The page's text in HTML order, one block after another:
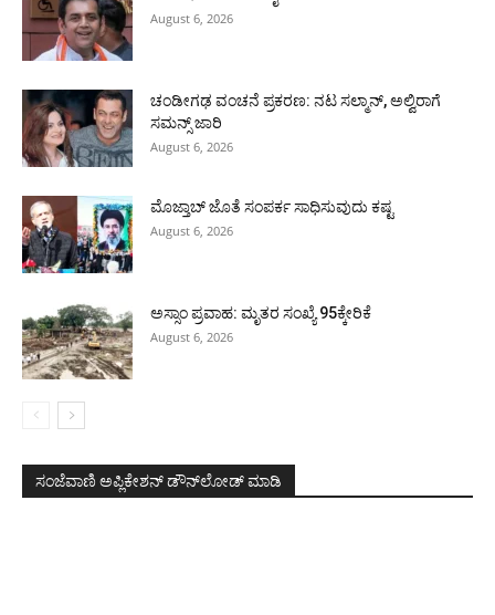
August 6, 2026
ಚಂಡೀಗಢ ವಂಚನೆ ಪ್ರಕರಣ: ನಟ ಸಲ್ಮಾನ್, ಅಲ್ವಿರಾಗೆ
ಸಮನ್ಸ್ ಜಾರಿ
August 6, 2026
ಮೊಜ್ತಾಬ್ ಜೊತೆ ಸಂಪರ್ಕ ಸಾಧಿಸುವುದು ಕಷ್ಟ
August 6, 2026
ಅಸ್ಸಾಂ ಪ್ರವಾಹ: ಮೃತರ ಸಂಖ್ಯೆ 95ಕ್ಕೇರಿಕೆ
August 6, 2026
ಸಂಜೆವಾಣಿ ಅಪ್ಲಿಕೇಶನ್ ಡೌನ್‌ಲೋಡ್ ಮಾಡಿ